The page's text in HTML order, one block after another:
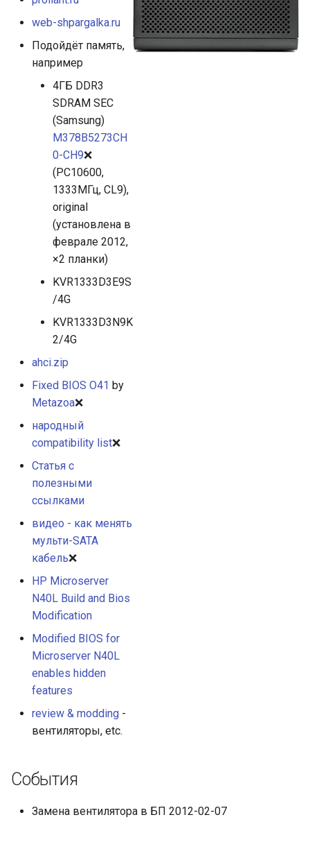
web-shpargalka.ru
Подойдёт память,
например
4ГБ DDR3
SDRAM SEC
(Samsung)
M378B5273CH
0-CH9❌
(PC10600,
1333МГц, CL9),
original
(установлена в
феврале 2012,
×2 планки)
KVR1333D3E9S
/4G
KVR1333D3N9K
2/4G
ahci.zip
Fixed BIOS O41 by
Metazoa❌
народный
compatibility list❌
Статья с
полезными
ссылками
видео - как менять
мульти-SATA
кабель❌
HP Microserver
N40L Build and Bios
Modification
Modified BIOS for
Microserver N40L
enables hidden
features
review & modding -
вентиляторы, etc.
События
Замена вентилятора в БП 2012-02-07